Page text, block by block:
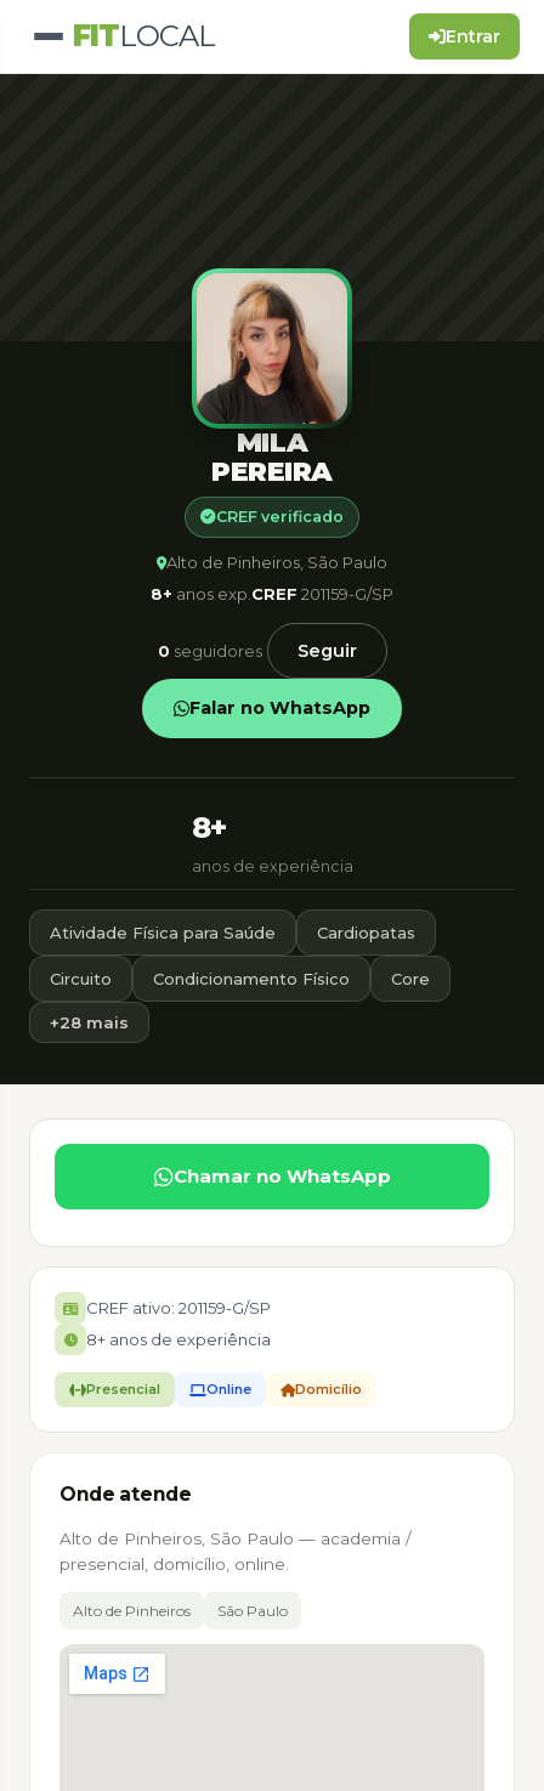
FITLOCAL Entrar
MILA
PEREIRA
CREF verificado
Alto de Pinheiros, São Paulo
8+ anos exp. CREF 201159-G/SP
0 seguidores Seguir
Falar no WhatsApp
8+
anos de experiência
Atividade Física para Saúde Cardiopatas
Circuito Condicionamento Físico Core
+28 mais
Chamar no WhatsApp
CREF ativo: 201159-G/SP
8+ anos de experiência
Presencial Online Domicílio
Onde atende
Alto de Pinheiros, São Paulo — academia /
presencial, domicílio, online.
Alto de Pinheiros São Paulo